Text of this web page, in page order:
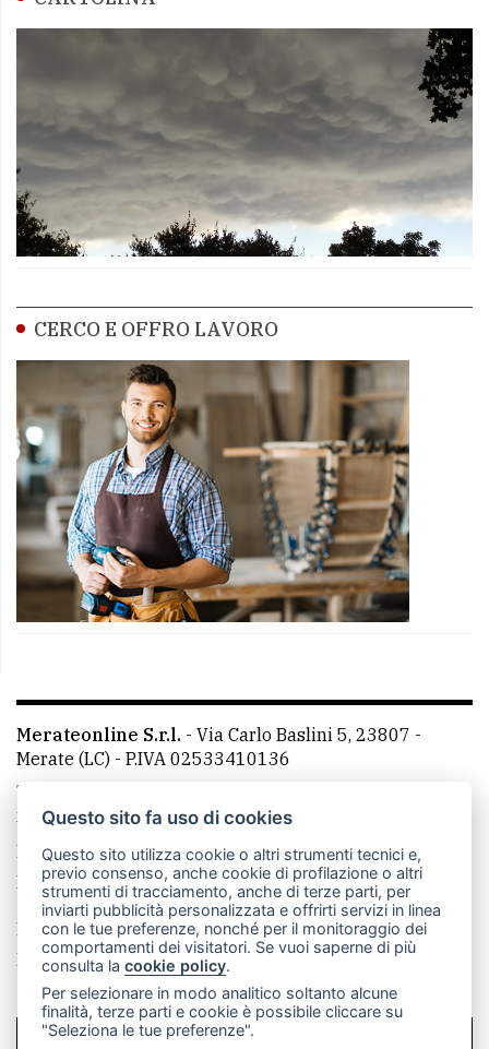
CERCO E OFFRO LAVORO
Merateonline S.r.l. - Via Carlo Baslini 5, 23807 -
Merate (LC) - P.IVA 02533410136
Telefono:
mail: redazione@merateonline.it
La redazione
CasateOnline LeccoOnline
RSS
Made by VIP
Privacy policy
Cookie policy
Rivedi le tue scelte sui cookie
SCRIVICI
Questo sito fa uso di cookies
Questo sito utilizza cookie o altri strumenti tecnici e,
previo consenso, anche cookie di profilazione o altri
strumenti di tracciamento, anche di terze parti, per
inviarti pubblicità personalizzata e offrirti servizi in linea
con le tue preferenze, nonché per il monitoraggio dei
comportamenti dei visitatori. Se vuoi saperne di più
consulta lacookie policy.
Per selezionare in modo analitico soltanto alcune
finalità, terze parti e cookie è possibile cliccare su
"Seleziona le tue preferenze".